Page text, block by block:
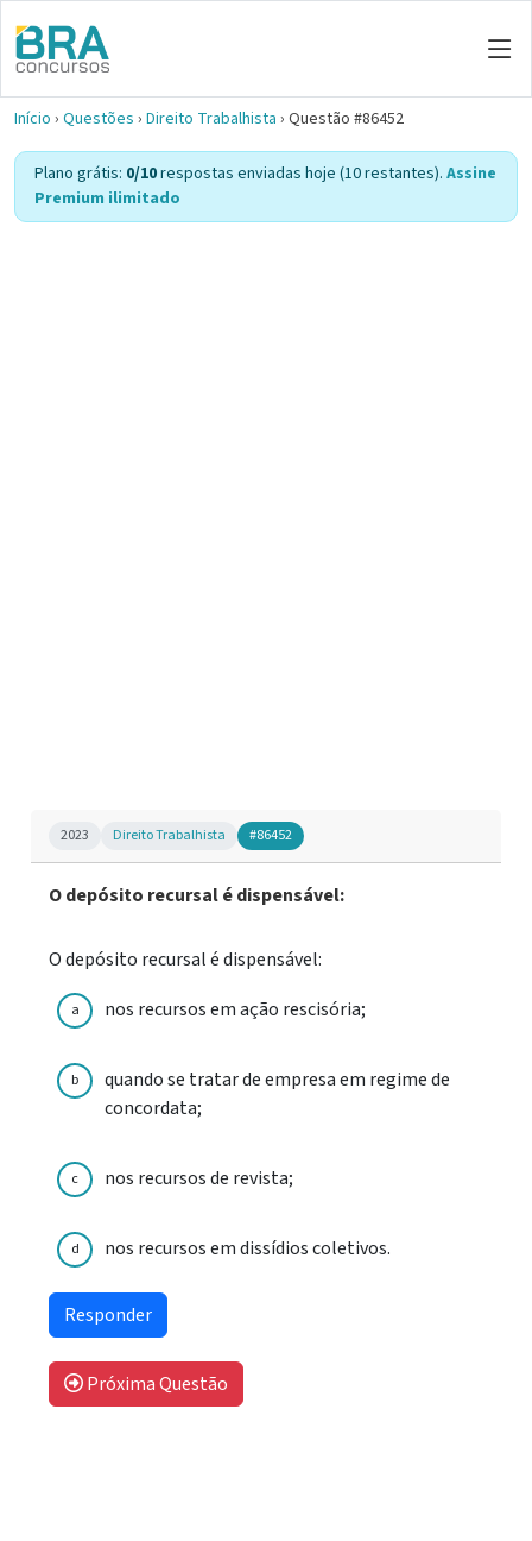
Início › Questões › Direito Trabalhista › Questão #86452
Plano grátis: 0/10respostas enviadas hoje (10 restantes). Assine
Premium ilimitado
2023 Direito Trabalhista #86452
O depósito recursal é dispensável:
O depósito recursal é dispensável:
a nos recursos em ação rescisória;
b
quando se tratar de empresa em regime de
concordata;
c nos recursos de revista;
d nos recursos em dissídios coletivos.
Próxima Questão